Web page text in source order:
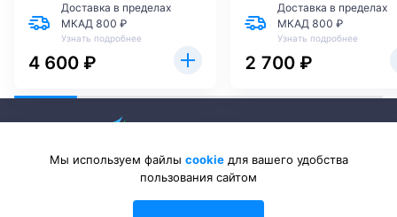
Доставка в пределах
МКАД 800 ₽
Узнать подробнее
4 600 ₽
Доставка в пределах
МКАД 800 ₽
Узнать подробнее
2 700 ₽
2026 © Sanlib-Santehnika.ru — интернет-магазин сантехники
Мы используем файлы cookieдля вашего удобства
пользования сайтом